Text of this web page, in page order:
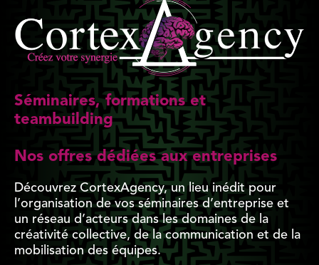
Séminaires, formations et
teambuilding
Nos offres dédiées aux entreprises
Découvrez CortexAgency, un lieu inédit pour
l’organisation de vos séminaires d’entreprise et
un réseau d’acteurs dans les domaines de la
créativité collective, de la communication et de la
mobilisation des équipes.